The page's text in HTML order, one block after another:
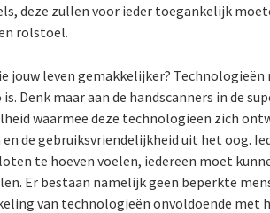
deze zullen voor ieder toegankelijk
rolstoel.
jouw leven gemakkelijker?
Denk maar aan de handscanners in de
waarmee deze technologieën zich
de gebruiksvriendelijkheid uit het oog.
te hoeven voelen, iedereen moet
Er bestaan namelijk geen beperkte
van technologieën onvoldoende met